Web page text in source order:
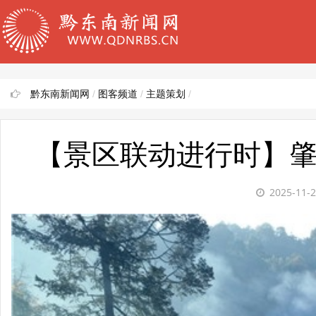
黔东南新闻网 / 图客频道 / 主题策划 /
【景区联动进行时】
2025-11-